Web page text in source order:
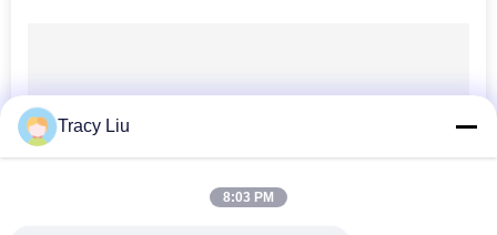
Tracy Liu
8:03 PM